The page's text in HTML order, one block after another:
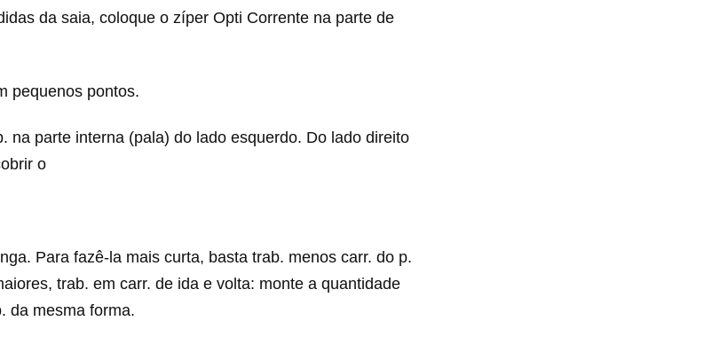
da saia, coloque o zíper Opti Corrente na parte de
pequenos pontos.
na parte interna (pala) do lado esquerdo. Do lado direito
o
Para fazê-la mais curta, basta trab. menos carr. do p.
trab. em carr. de ida e volta: monte a quantidade
da mesma forma.